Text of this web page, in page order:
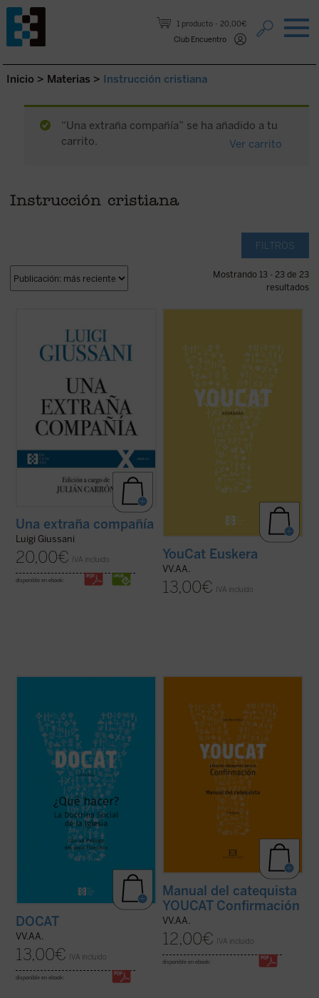
1 producto
20,00€
Club Encuentro
Saltar al contenido.
Inicio > Materias > Instrucción cristiana
“Una extraña compañía” se ha añadido a tu
carrito.
Ver carrito
Instrucción cristiana
FILTROS
Mostrando 13 - 23 de 23
resultados
pronunciadas por don Luigi Giussani --y los
diálogos a que dieron lugar las mismas--
durante los tres primeros Ejercicios
espirituales de la Fraternidad de Comunión
Una extraña compañía
Luigi Giussani
20,00€ IVA incluido
disponible en ebook:
batekin, osatu lantaldeak eta sareak,
trukatu iritziak Interneten. Bai,
ezinbestekoa da zuek zuen gurasoen
belaunaldia baino ...
(ver ficha)
YouCat Euskera
VV.AA.
13,00€ IVA incluido
y vivir las enseñanzas de carácter social
de la Iglesia Católica. Constituye, además,
una interesante continuación ...(ver ficha)
DOCAT
VV.AA.
13,00€ IVA incluido
disponible en ebook:
orientado a catequistas, monitores,
profesores y padres para acompañar el
trabajo de los catecúmenos con el libro de
confirmación de YOUCAT. El texto contiene
Manual del catequista
YOUCAT Confirmación
VV.AA.
12,00€ IVA incluido
disponible en ebook: